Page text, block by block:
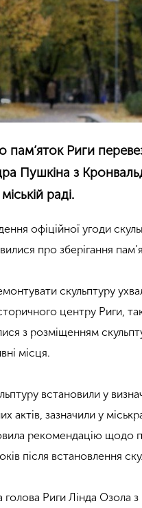
пам’яток Риги
Пушкіна з
раді.
офіційної угоди
про зберігання
скульптуру
центру Риги,
з розміщенням
місця.
встановили у
актів, зазначили у
рекомендацію щодо
після встановлення
голова Риги Лінда Озола